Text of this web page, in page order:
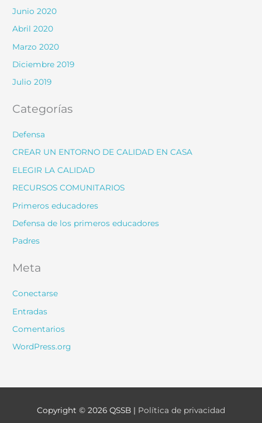
Junio 2020
Abril 2020
Marzo 2020
Diciembre 2019
Julio 2019
Categorías
Defensa
CREAR UN ENTORNO DE CALIDAD EN CASA
ELEGIR LA CALIDAD
RECURSOS COMUNITARIOS
Primeros educadores
Defensa de los primeros educadores
Padres
Meta
Conectarse
Entradas
Comentarios
WordPress.org
Copyright © 2026 QSSB | Política de privacidad